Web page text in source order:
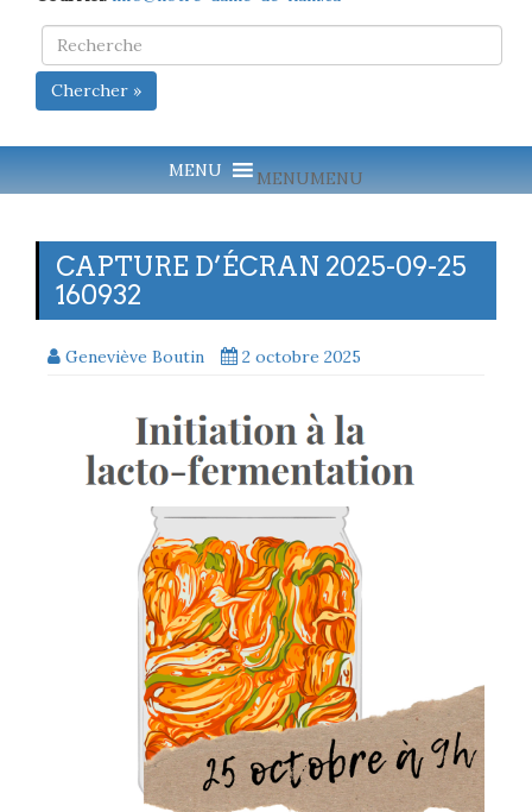
Chercher »
MENUMENU
CAPTURE D’ÉCRAN 2025-09-25
160932
Geneviève Boutin 2 octobre 2025